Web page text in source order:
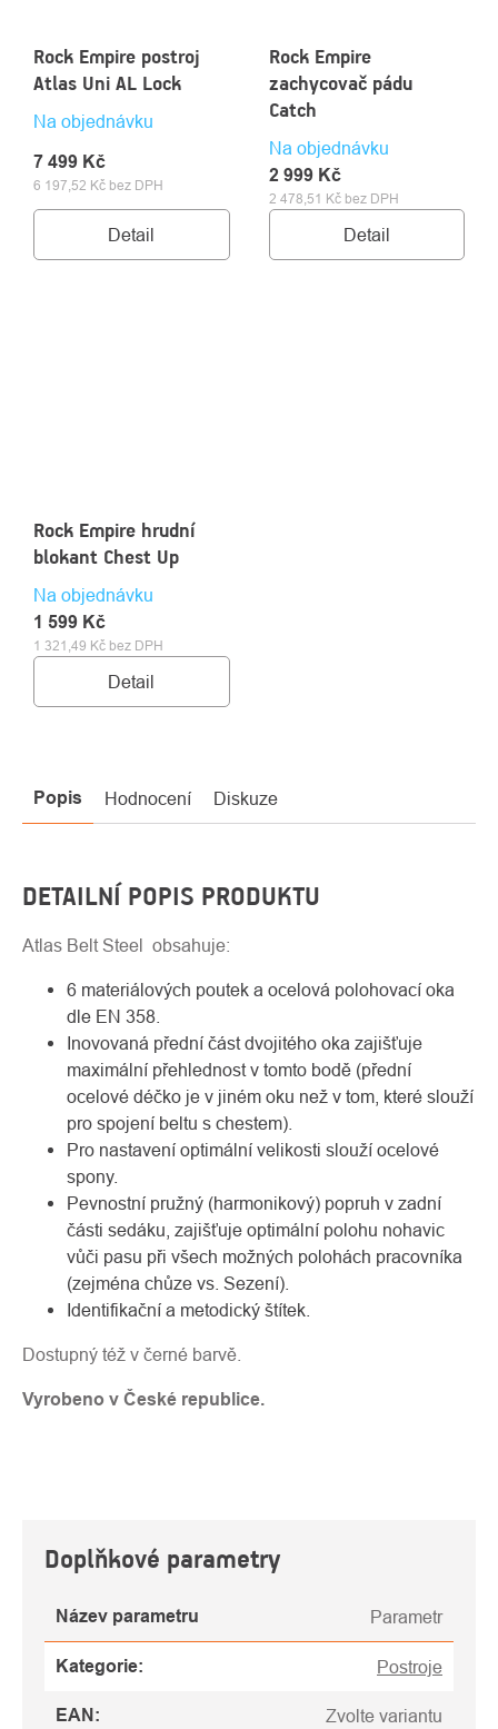
Rock Empire postroj
Atlas Uni AL Lock
Na objednávku
6 197,52 Kč bez DPH
7 499 Kč
Detail
Rock Empire
zachycovač pádu
Catch
Na objednávku
2 478,51 Kč bez DPH
2 999 Kč
Detail
Rock Empire hrudní
blokant Chest Up
Na objednávku
1 321,49 Kč bez DPH
1 599 Kč
Detail
Popis Hodnocení Diskuze
DETAILNÍ POPIS PRODUKTU
Atlas Belt Steel obsahuje:
6 materiálových poutek a ocelová polohovací oka
dle EN 358.
Inovovaná přední část dvojitého oka zajišťuje
maximální přehlednost v tomto bodě (přední
ocelové déčko je v jiném oku než v tom, které slouží
pro spojení beltu s chestem).
Pro nastavení optimální velikosti slouží ocelové
spony.
Pevnostní pružný (harmonikový) popruh v zadní
části sedáku, zajišťuje optimální polohu nohavic
vůči pasu při všech možných polohách pracovníka
(zejména chůze vs. Sezení).
Identifikační a metodický štítek.
Dostupný též v černé barvě.
Vyrobeno v České republice.
Doplňkové parametry
Název parametru Parametr
Kategorie: Postroje
EAN : Zvolte variantu